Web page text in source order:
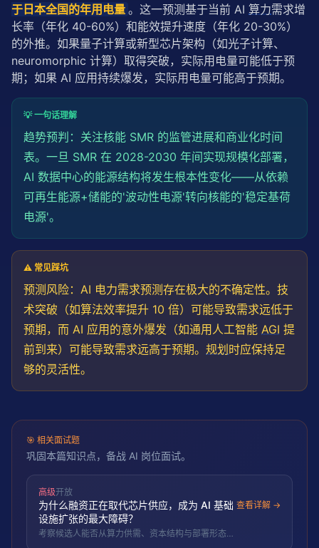
于日本全国的年用电量 。这一预测基于当前 AI 算力需求增
长率（年化 40-60%）和能效提升速度（年化 20-30%）
的外推。如果量子计算或新型芯片架构（如光子计算、
neuromorphic 计算）取得突破，实际用电量可能低于预
期；如果 AI 应用持续爆发，实际用电量可能高于预期。
💡 一句话理解
趋势预判：关注核能 SMR 的监管进展和商业化时间
表。一旦 SMR 在 2028-2030 年间实现规模化部署，
AI 数据中心的能源结构将发生根本性变化——从依赖
可再生能源+储能的'波动性电源'转向核能的'稳定基荷
电源'。
⚠️ 常见踩坑
预测风险：AI 电力需求预测存在极大的不确定性。技
术突破（如算法效率提升 10 倍）可能导致需求远低于
预期，而 AI 应用的意外爆发（如通用人工智能 AGI 提
前到来）可能导致需求远高于预期。 规划 时应保持足
够的灵活性。
🎯 相关面试题
巩固本篇知识点，备战 AI 岗位面试。
高级开放
为什么融资正在取代芯片供应，成为 AI 基础
设施扩张的最大障碍？
考察候选人能否从算力供需、资本结构与部署形态三
查看详解 →